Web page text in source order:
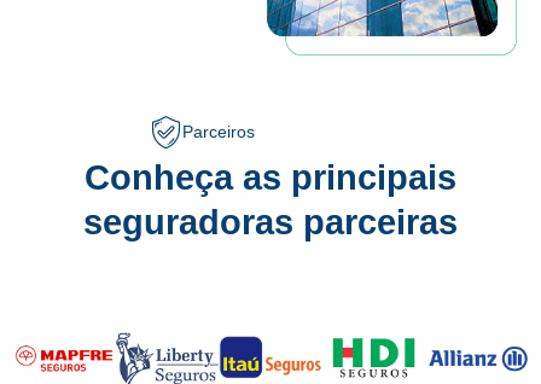
Parceiros
Conheça as principais
seguradoras parceiras